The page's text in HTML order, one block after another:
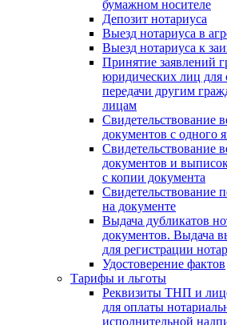
бумажном носителе
Депозит нотариуса
Выезд нотариуса в
Выезд нотариуса к
Принятие заявлений
юридических лиц для
передачи другим
лицам
Свидетельствование
документов с одного
Свидетельствование
документов и
с копии документа
Свидетельствование
на документе
Выдача дубликатов
документов. Выдача
для регистрации
Удостоверение фактов
Тарифы и льготы
Реквизиты ТНП и
для оплаты
исполнительной